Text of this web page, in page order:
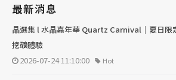
最新消息
晶選集 l 水晶嘉年華 Quartz Carnival｜夏日限
挖礦體驗
2026-07-24 11:10:00
Hot